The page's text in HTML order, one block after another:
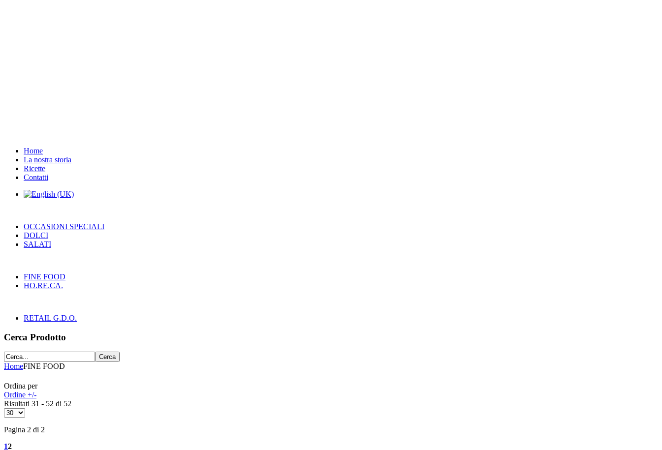
Home
La nostra storia
Ricette
Contatti
OCCASIONI SPECIALI
DOLCI
SALATI
FINE FOOD
HO.RE.CA.
RETAIL G.D.O.
Cerca Prodotto
HomeFINE FOOD
Ordina per
Ordine +/-
Risultati 31 - 52 di 52
Pagina 2 di 2
12